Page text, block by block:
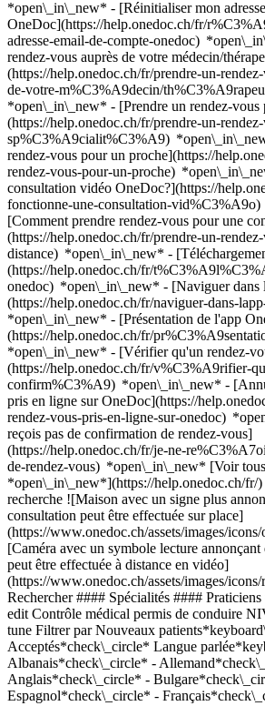
*open\_in\_new* - [Réinitialiser mon
OneDoc](https://help.onedoc.ch/fr/
adresse-email-de-compte-onedoc)
rendez-vous auprès de votre médecin/
(https://help.onedoc.ch/fr/prendre-un-
de-votre-m%C3%A9decin/
*open\_in\_new* - [Prendre un rendez-vous
(https://help.onedoc.ch/fr/prendre-un-
sp%C3%A9cialit%C3%A9)
rendez-vous pour un proche](https://
rendez-vous-pour-un-proche)
consultation vidéo OneDoc?](https://
fonctionne-une-consultation-
[Comment prendre rendez-vous pour une
(https://help.onedoc.ch/fr/prendre-un-
distance) *open\_in\_new* -
(https://help.onedoc.ch/fr/
onedoc) *open\_in\_new* - [Naviguer dans
(https://help.onedoc.ch/fr/naviguer-dans-
*open\_in\_new* - [Présentation de l'app
(https://help.onedoc.ch/fr/
*open\_in\_new* - [Vérifier qu'un rendez-vous est confirmé](https://help.onedoc.ch/fr/v%C3%A9rifier-quun-rendez-vous-est-confirm%C3%A9) *open\_in\_new* - [Annuler un rendez-vous pris en ligne sur OneDoc](https://help.onedoc.ch/fr/annuler-un-rendez-vous-pris-en-ligne-sur-onedoc) *open\_in\_new* - [Je ne reçois pas de confirmation de rendez-vous](https://help.onedoc.ch/fr/je-ne-re%C3%A7ois-pas-de-confirmation-de-rendez-vous) *open\_in\_new* [Voir tous nos articles *open\_in\_new*](https://help.onedoc.ch/fr/) close ## Modifier votre recherche ![Maison avec un signe plus annonçant qu’une consultation peut être effectuée sur place](https://www.onedoc.ch/assets/images/icons/on-site.svg) Sur place ![Caméra avec un symbole lecture annonçant qu’une consultation peut être effectuée à distance en vidéo](https://www.onedoc.ch/assets/images/icons/remote.svg) À distance Rechercher #### Spécialités #### Praticiens #### Établissements edit Contrôle médical permis de conduire NIVEAU 1 à Genève tune Filtrer par Nouveaux patients*keyboard\_arrow\_down* - Acceptés*check\_circle* Langue parlée*keyboard\_arrow\_down* - Albanais*check\_circle* - Allemand*check\_circle* - Anglais*check\_circle* - Bulgare*check\_circle* - Espagnol*check\_circle* - Français*check\_circle* - Italien*check\_circle* - Portugais*check\_circle* Sexe*keyboard\_arrow\_down* - Femme*check\_circle* - Homme*check\_circle* Réseau*keyboard\_arrow\_down* - Swiss Medical Network*check\_circle* - REMED*check\_circle* - Réseau Delta*check\_circle* Disponibilité*keyboard\_arrow\_down* - Disponible aujourdhui*check\_circle* - Dans les 3 prochains jours*check\_circle* - Dans les 7 prochains jours*check\_circle* - Dans les 14 prochains jours*check\_circle* # __Contrôle médical permis de conduire NIVEAU 1__ à __Genève__: prenez rendez-vous en ligne aujourd'hui ## 15 résultats à Genève [![Dr. Patrice Marenco, médecin généraliste à Genève](https://assets.onedoc.ch/images/users/ed6ba051a74d1d90786aec6b280d3dc79781bd7508e609ccf3b86fbe4a2d77e3-small.png "Dr. Patrice Marenco, médecin généraliste à Genève")](https://www.onedoc.ch/fr/medecin-generaliste/geneve/pcxj9/dr-patrice-marenco) ### [Dr. Patrice Marenco](https://www.onedoc.ch/fr/medecin-generaliste/geneve/pcxj9/dr-patrice-marenco) ![Badge indiquant un profil vérifié](https://www.onedoc.ch/assets/images/icons/checkmark.svg) [Médecin généraliste](https://www.onedoc.ch/fr/medecin-generaliste/geneve) [Qorpus - Service médecine adulte](https://www.onedoc.ch/fr/cabinet-medical/geneve/ebcb3/qorpus-service-medecine-adulte) Avenue de la Gare des Eaux-Vives 28 1208 Genève ![Icône patient avec un signe plus annonçant que le professionnel accepte de nouveaux patients](https://www.onedoc.ch/assets/images/icons/new-patients.svg)Accepte les nouveaux patients [Réserver un RDV](https://www.onedoc.ch/fr/medecin-generaliste/geneve/pcxj9/dr-patrice-marenco) Expertises: Contrôle médical permis de conduire NIVEAU 1, [Check-up | bilan de santé](https://www.onedoc.ch/fr/check-up-bilan-de-sante/geneve), [Pression artérielle à long terme | Contrôle de la pression artérielle sur 24 heures](https://www.onedoc.ch/fr/pression-arterielle-a-long-terme-controle-de-la-pression-arterielle-sur-24-heures/geneve), [Prévention cardio-vasculaire | CardioCheck | CardioTest](https://www.onedoc.ch/fr/prevention-cardio-vasculaire-cardiocheck-cardiotest/geneve), [Check-up sanguin](https://www.onedoc.ch/fr/check-up-sanguin/geneve), [Hypertension artérielle](https://www.onedoc.ch/fr/hypertension-arterielle/geneve)Voir plus *chevron\_left* lun. 03 août *chevron\_right* Voir plus de rendez-vous *error\_outline* Une erreur s'est produite lors du chargement des disponibilités [Réessayer](https://www.onedoc.ch) Expertises: Contrôle médical permis de conduire NIVEAU 1, [Check-up | bilan de santé](https://www.onedoc.ch/fr/check-up-bilan-de-sante/geneve), [Pression artérielle à long terme | Contrôle de la pression artérielle sur 24 heures](https://www.onedoc.ch/fr/pression-arterielle-a-long-terme-controle-de-la-pression-arterielle-sur-24-heures/geneve), [Prévention cardio-vasculaire | CardioCheck | CardioTest](https://www.onedoc.ch/fr/prevention-cardio-vasculaire-cardiocheck-cardiotest/geneve), [Check-up sanguin](https://www.onedoc.ch/fr/check-up-sanguin/geneve), [Hypertension artérielle](https://www.onedoc.ch/fr/hypertension-arterielle/geneve)Voir plus [![Dr. Silvin Lito, médecin généraliste à Genève](https://assets.onedoc.ch/images/users/86f3d5cd5c4f81788974025b694e39e5e042c79ec84f0ad44dce919e3a2bca22-small.png "Dr. Silvin Lito, médecin généraliste à Genève")](https://www.onedoc.ch/fr/medecin-generaliste/geneve/pclbk/dr-silvin-lito) ### [Dr. Silvin Lito](https://www.onedoc.ch/fr/medecin-generaliste/geneve/pclbk/dr-silvin-lito) ![Badge indiquant un profil vérifié](https://www.onedoc.ch/assets/images/icons/checkmark.svg) [Médecin généraliste](https://www.onedoc.ch/fr/medecin-generaliste/geneve) [Centre Médico-Chirurgical Vermont - Grand-Pré](https://www.onedoc.ch/fr/cabinet-de-groupe/geneve/e2cn/centre-medico-chirurgical-vermont-grand-pre) Rue de Vermont 9A 1202 Genève ![Dr. Silvin Lito est affilié au réseau Réseau Delta](https://assets.onedoc.ch/images/networks/logos/bc7306ac026c686f85d463e96b3cb0053f7de03c9f7a5fae3aa7114a276838ea-small.png) ![Icône patient avec un signe plus annonçant que le professionnel accepte de nouveaux patients](https://www.onedoc.ch/assets/images/icons/new-patients.svg)Accepte les nouveaux patients [Réserver un RDV](https://www.onedoc.ch/fr/medecin-generaliste/geneve/pclbk/dr-silvin-lito) Expertises: Contrôle médical permis de conduire NIVEAU 1 Voir plus *chevron\_left* lun. 03 août *chevron\_right* Voir plus de rendez-vous *error\_outline* Une erreur s'est produite lors du chargement des disponibilités [Réessayer](https://www.onedoc.ch) Expertises: Contrôle médical permis de conduire NIVEAU 1 Voir plus [![Medspaces Lac - ImageRive, cabinet de groupe à Genève](https://assets.onedoc.ch/images/entities/b083cd4ee73a745d4dc6d3d4b6669cabaec7d3b5dc7c60fd9d34889b68a47122-small.jpg "Medspaces Lac - ImageRive, cabinet de